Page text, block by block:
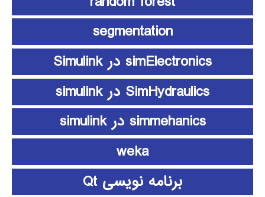
segmentation
simElectronics در Simulink
SimHydraulics در simulink
simmehanics در simulink
weka
برنامه نویسی Qt